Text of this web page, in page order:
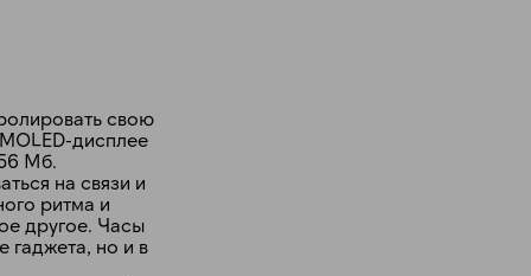
свою
дисплее
Мб.
на связи и
ритма и
другое. Часы
гаджета, но и в